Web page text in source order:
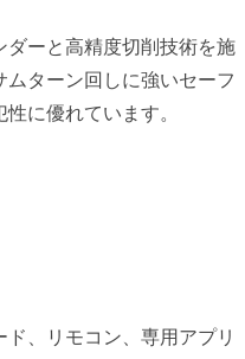
ダーと高精度切削技術を施
ムターン回しに強いセーフ
に優れています。
、リモコン、専用アプリ